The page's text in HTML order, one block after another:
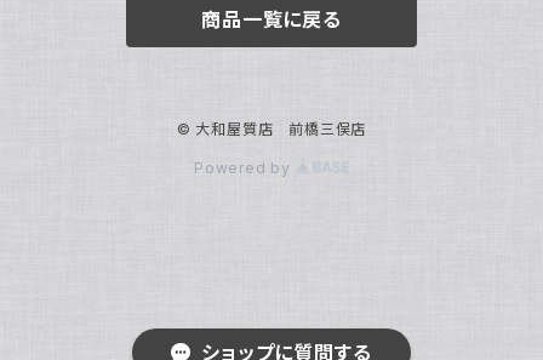
ショップに質問する
ボストンバッグ
チャーム・キーホルダー
BOTTEGA VENETA
商品一覧に戻る
© 大和屋質店 前橋三俣店
Powered by